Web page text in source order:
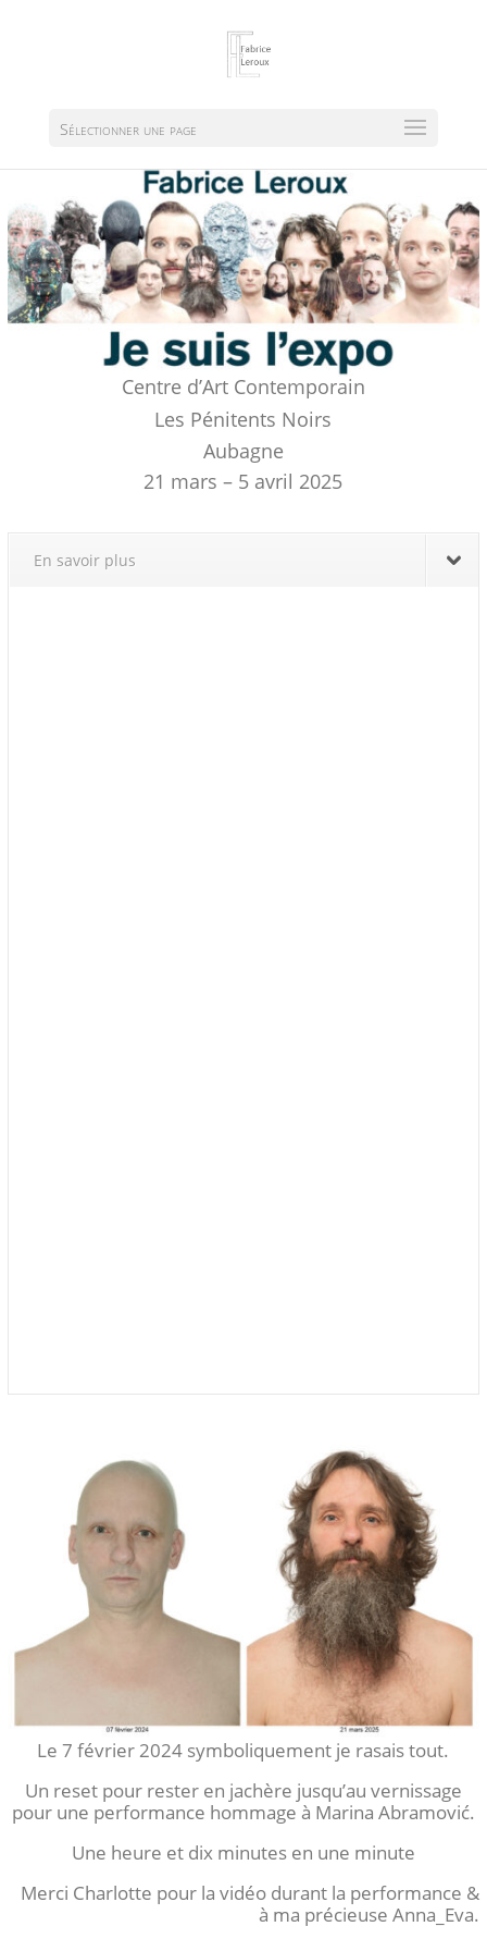
Sélectionner une page
Centre d’Art Contemporain
Les Pénitents Noirs
Aubagne
21 mars – 5 avril 2025
En savoir plus
Le 7 février 2024 symboliquement je rasais tout.
Un reset pour rester en jachère jusqu’au vernissage
pour une performance hommage à Marina Abramović.
Une heure et dix minutes en une minute
Merci Charlotte pour la vidéo durant la performance &
à ma précieuse Anna_Eva.